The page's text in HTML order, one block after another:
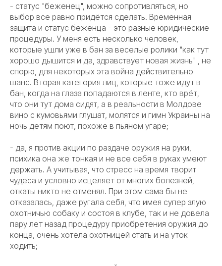
- статус "беженец", можно сопротивляться, но
выбор все равно придётся сделать. Временная
защита и статус беженца - это разные юридические
процедуры. У меня есть несколько человек,
которые ушли уже в бан за веселые ролики "как тут
хорошо дышится и да, здравствует новая жизнь" , не
спорю, для некоторых эта война действительно
шанс. Вторая категория лиц, которые тоже идут в
бан, когда на глаза попадаются в ленте, кто врёт,
что они тут дома сидят, а в реальности в Молдове
вино с кумовьями глушат, молятся и гимн Украины на
ночь детям поют, похоже в пьяном угаре;
- да, я против акции по раздаче оружия на руки,
психика она же тонкая и не все себя в руках умеют
держать. А учитывая, что стресс на время творит
чудеса и условно исцеляет от многих болезней,
откаты никто не отменял. При этом сама бы не
отказалась, даже ругала себя, что имея супер злую
охотничью собаку и состоя в клубе, так и не довела
пару лет назад процедуру приобретения оружия до
конца, очень хотела охотницей стать и на уток
ходить;